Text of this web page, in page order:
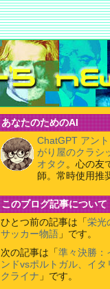
あなたのためのAI
ChatGPT アン
がり屋のクラシ
オタク 。心の友
師。常時使用推
このブログ記事について
ひとつ前の記事は「 栄光
サッカー物語 」です。
次の記事は「 準々決勝：
ンドvsポルトガル、イタ
クライナ 」です。